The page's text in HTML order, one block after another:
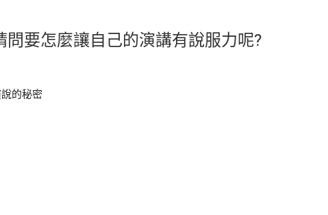
要怎麼讓自己的演講有說服力呢?
的秘密